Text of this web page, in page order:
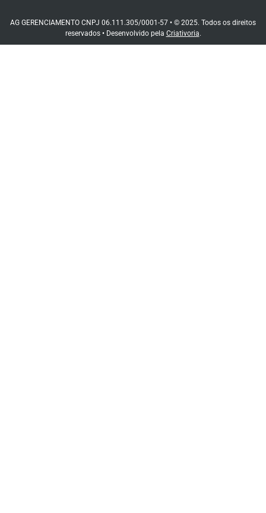
AG GERENCIAMENTO CNPJ 06.111.305/0001-57 • © 2025. Todos os direitos
reservados • Desenvolvido pela Criativoria.